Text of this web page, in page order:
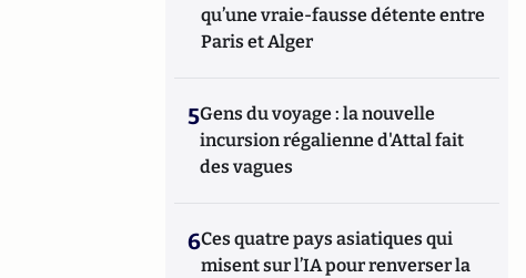
qu’une vraie-fausse détente entre
Paris et Alger
5Gens du voyage : la nouvelle
incursion régalienne d'Attal fait
des vagues
6Ces quatre pays asiatiques qui
misent sur l’IA pour renverser la